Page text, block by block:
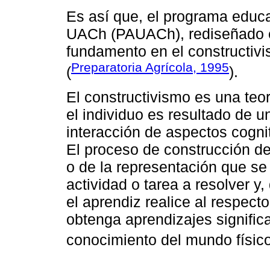
Es así que, el programa
UACh (PAUACh),
fundamento en el
(Preparatoria Agrícola, 1995).
El constructivismo es una
el individuo es resultado de
interacción de aspectos
El proceso de construcción
o de la representación que
actividad o tarea a resolver
el aprendiz realice al
obtenga aprendizajes
conocimiento del mundo